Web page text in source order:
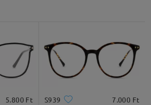
5.800 Ft S939 7.000 Ft